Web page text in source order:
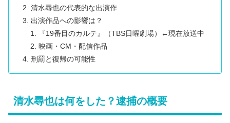
清水尋也の代表的な出演作
出演作品への影響は？
『19番目のカルテ』（TBS日曜劇場）←現在放送中
映画・CM・配信作品
刑罰と復帰の可能性
清水尋也は何をした？逮捕の概要